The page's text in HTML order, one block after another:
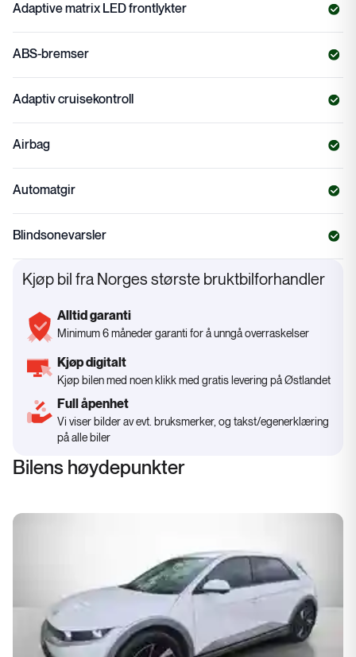
Adaptive matrix LED frontlykter
ABS-bremser
Adaptiv cruisekontroll
Airbag
Automatgir
Blindsonevarsler
Kjøp bil fra Norges største bruktbilforhandler
Alltid garanti
Minimum 6 måneder garanti for å unngå overraskelser
Kjøp digitalt
Kjøp bilen med noen klikk med gratis levering på Østlandet
Full åpenhet
Vi viser bilder av evt. bruksmerker, og takst/egenerklæring
på alle biler
Bilens høydepunkter